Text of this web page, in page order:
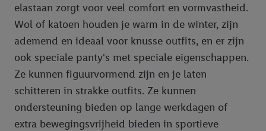
elastaan zorgt voor veel comfort en vormvastheid.
Wol of katoen houden je warm in de winter, zijn
ademend en ideaal voor knusse outfits, en er zijn
ook speciale panty's met speciale eigenschappen.
Ze kunnen figuurvormend zijn en je laten
schitteren in strakke outfits. Ze kunnen
ondersteuning bieden op lange werkdagen of
extra bewegingsvrijheid bieden in sportieve